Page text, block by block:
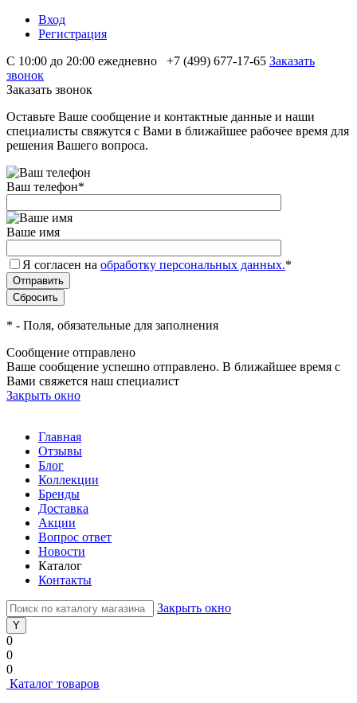
Вход
Регистрация
С 10:00 до 20:00 ежедневно
+7 (499) 677-17-65 Заказать
звонок
Заказать звонок
Оставьте Ваше сообщение и контактные данные и наши
специалисты свяжутся с Вами в ближайшее рабочее время для
решения Вашего вопроса.
Ваш телефон*
Ваше имя
Я согласен на обработку персональных данных.*
* - Поля, обязательные для заполнения
Сообщение отправлено
Ваше сообщение успешно отправлено. В ближайшее время с
Вами свяжется наш специалист
Закрыть окно
Главная
Отзывы
Блог
Коллекции
Бренды
Доставка
Акции
Вопрос ответ
Новости
Каталог
Контакты
Закрыть окно
0
0
0
Каталог товаров